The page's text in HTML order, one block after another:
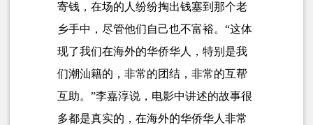
寄钱，在场的人纷纷掏出钱塞到那个老
乡手中，尽管他们自己也不富裕。“这体
现了我们在海外的华侨华人，特别是我
们潮汕籍的，非常的团结，非常的互帮
互助。”李嘉淳说，电影中讲述的故事很
多都是真实的，在海外的华侨华人非常